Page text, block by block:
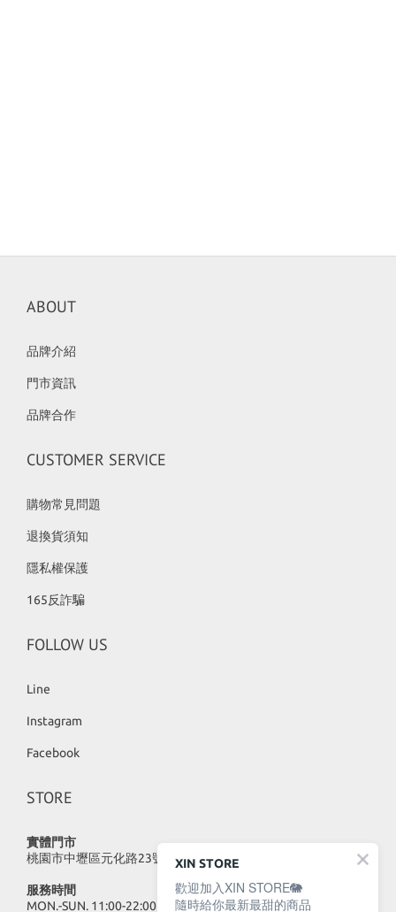
ABOUT
品牌介紹
門市資訊
品牌合作
CUSTOMER SERVICE
購物常見問題
退換貨須知
隱私權保護
165反詐騙
FOLLOW US
Line
Instagram
Facebook
STORE
實體門市
桃園市中壢區元化路23號
服務時間
MON.-SUN. 11:00-22:00
XIN STORE
歡迎加入XIN STORE🐘
隨時給你最新最甜的商品